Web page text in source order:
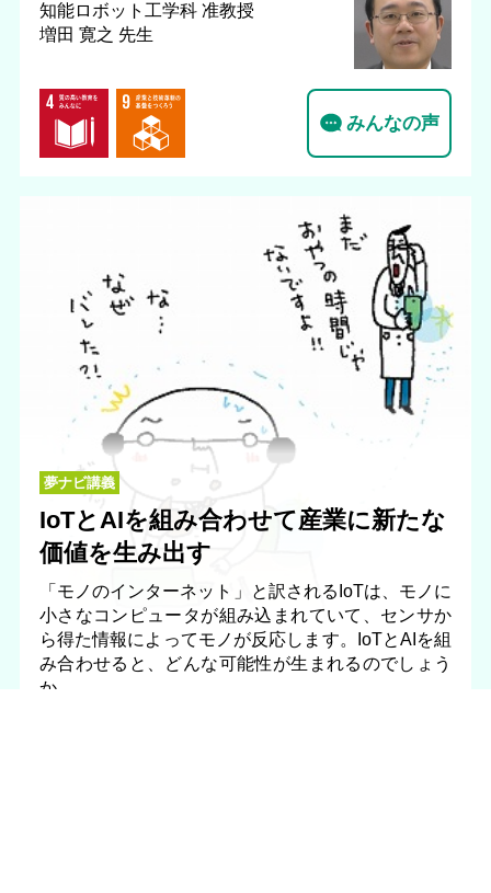
知能ロボット工学科 准教授
増田 寛之 先生
みんなの声
夢ナビ講義
IoTとAIを組み合わせて産業に新たな
価値を生み出す
「モノのインターネット」と訳されるIoTは、モノに
小さなコンピュータが組み込まれていて、センサか
ら得た情報によってモノが反応します。IoTとAIを組
み合わせると、どんな可能性が生まれるのでしょう
か。